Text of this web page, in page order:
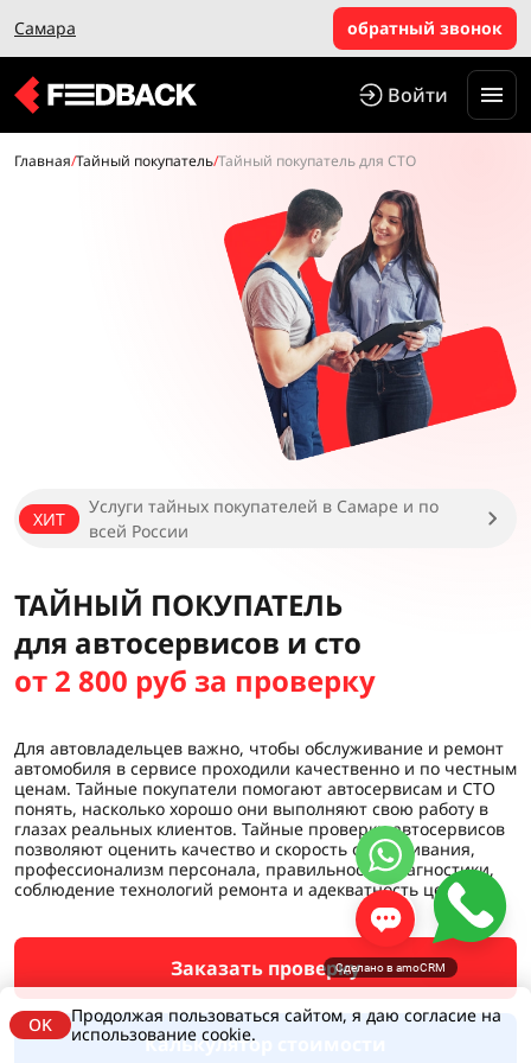
Самара обратный звонок
Войти
Главная/Тайный покупатель/Тайный покупатель для СТО
ХИТ
Услуги тайных покупателей в Самаре и по
всей России
ТАЙНЫЙ ПОКУПАТЕЛЬ
для автосервисов и сто
от 2 800 руб за проверку
Для автовладельцев важно, чтобы обслуживание и ремонт
автомобиля в сервисе проходили качественно и по честным
ценам. Тайные покупатели помогают автосервисам и СТО
понять, насколько хорошо они выполняют свою работу в
глазах реальных клиентов. Тайные проверки автосервисов
позволяют оценить качество и скорость обслуживания,
профессионализм персонала, правильность диагностики,
соблюдение технологий ремонта и адекватность цен.
Заказать проверку
Калькулятор стоимости
OK
Продолжая пользоваться сайтом, я даю согласие на
использование cookie.
Сделано в amoCRM